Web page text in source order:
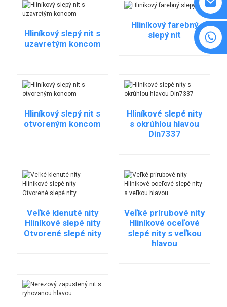
8615594860638
Hliníkový slepý nit s
uzavretým koncom
Hliníkový farebný
slepý nit
Hliníkový slepý nit s
otvoreným koncom
Hliníkové slepé nity
s okrúhlou hlavou
Din7337
Veľké klenuté nity
Hliníkové slepé nity
Otvorené slepé nity
Veľké prírubové nity
Hliníkové oceľové
slepé nity s veľkou
hlavou